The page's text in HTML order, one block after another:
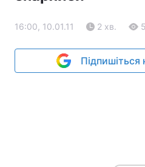
16:00, 10.01.11 2 хв.
Підпишіться